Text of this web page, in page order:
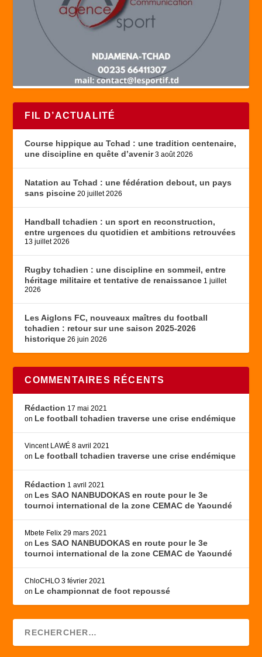
FIL D’ACTUALITÉ
Course hippique au Tchad : une tradition centenaire,
une discipline en quête d’avenir 3 août 2026
Natation au Tchad : une fédération debout, un pays
sans piscine 20 juillet 2026
Handball tchadien : un sport en reconstruction,
entre urgences du quotidien et ambitions retrouvées
13 juillet 2026
Rugby tchadien : une discipline en sommeil, entre
héritage militaire et tentative de renaissance 1 juillet
2026
Les Aiglons FC, nouveaux maîtres du football
tchadien : retour sur une saison 2025-2026
historique 26 juin 2026
COMMENTAIRES RÉCENTS
Rédaction 17 mai 2021
on Le football tchadien traverse une crise endémique
Vincent LAWÉ 8 avril 2021
on Le football tchadien traverse une crise endémique
Rédaction 1 avril 2021
on Les SAO NANBUDOKAS en route pour le 3e
tournoi international de la zone CEMAC de Yaoundé
Mbete Felix 29 mars 2021
on Les SAO NANBUDOKAS en route pour le 3e
tournoi international de la zone CEMAC de Yaoundé
ChloCHLO 3 février 2021
on Le championnat de foot repoussé